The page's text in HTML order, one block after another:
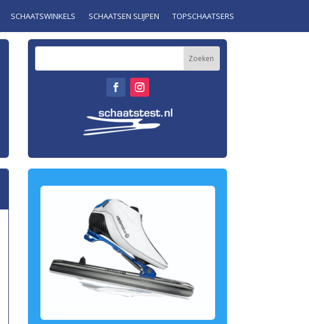
SCHAATSWINKELS SCHAATSEN SLIJPEN TOPSCHAATSERS